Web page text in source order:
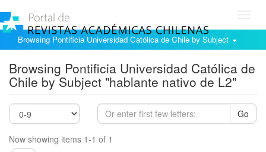
Browsing Pontificia Universidad Católica de Chile by Subject
Browsing Pontificia Universidad Católica de
Chile by Subject "hablante nativo de L2"
Go
Now showing items 1-1 of 1